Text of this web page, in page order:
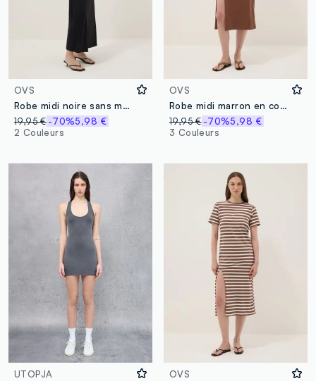
OVS
Robe midi noire sans manches en tissu stretch
19,95 €-70%5,98 €
2 Couleurs
OVS
Robe midi marron en coton stretch
19,95 € -70%5,98 €
3 Couleurs
UTOPJA
OVS